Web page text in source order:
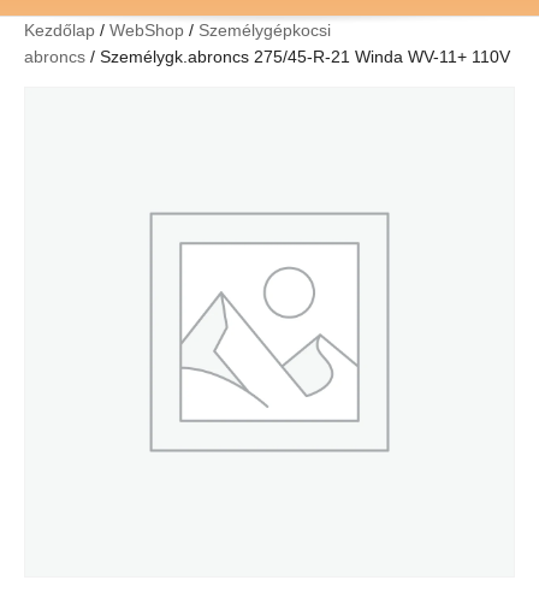
Kezdőlap / WebShop / Személygépkocsi
abroncs / Személygk.abroncs 275/45-R-21 Winda WV-11+ 110V